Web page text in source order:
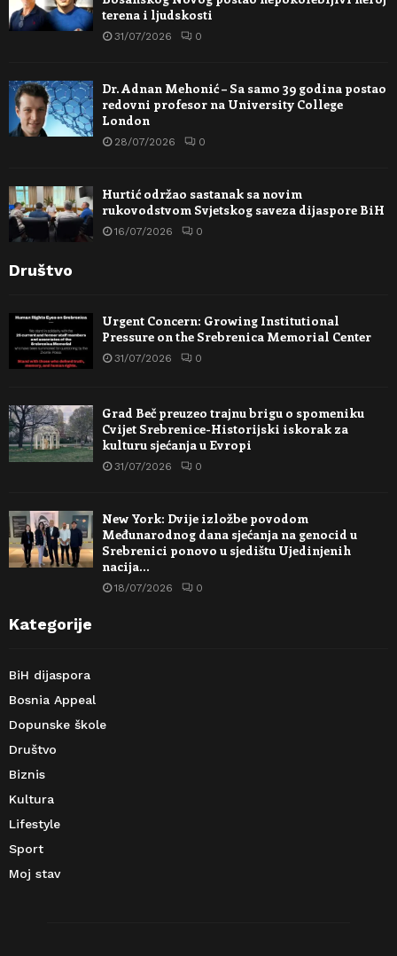
terena i ljudskosti
31/07/2026 0
Dr. Adnan Mehonić – Sa samo 39 godina postao
redovni profesor na University College
London
28/07/2026 0
Hurtić održao sastanak sa novim
rukovodstvom Svjetskog saveza dijaspore BiH
16/07/2026 0
Društvo
Urgent Concern: Growing Institutional
Pressure on the Srebrenica Memorial Center
31/07/2026 0
Grad Beč preuzeo trajnu brigu o spomeniku
Cvijet Srebrenice-Historijski iskorak za
kulturu sjećanja u Evropi
31/07/2026 0
New York: Dvije izložbe povodom
Međunarodnog dana sjećanja na genocid u
Srebrenici ponovo u sjedištu Ujedinjenih
nacija…
18/07/2026 0
Kategorije
BiH dijaspora
Bosnia Appeal
Dopunske škole
Društvo
Biznis
Kultura
Lifestyle
Sport
Moj stav